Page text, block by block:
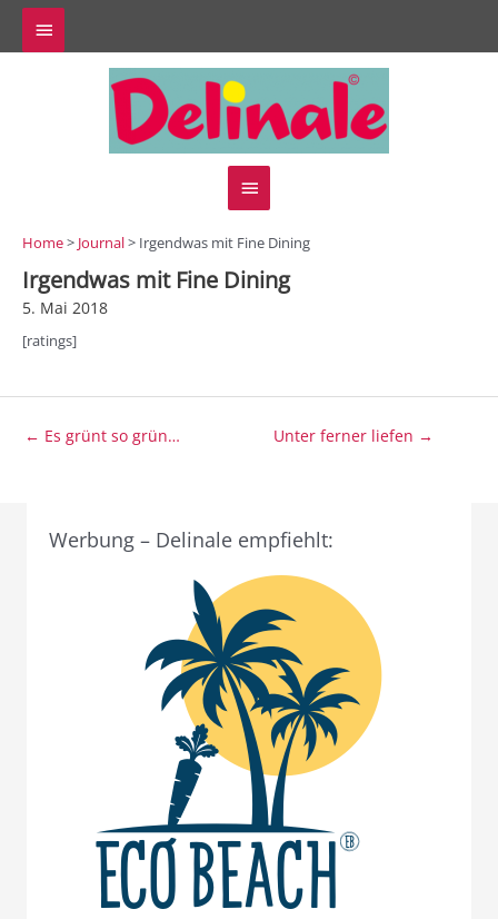
Zum
Inhalt
springen
Above
Hauptmenü
Home> Journal> Irgendwas mit Fine Dining
Irgendwas mit Fine Dining
5. Mai 2018
[ratings]
Beitragsnavigation
← Es grünt so grün… Unter ferner liefen →
Werbung – Delinale empfiehlt: